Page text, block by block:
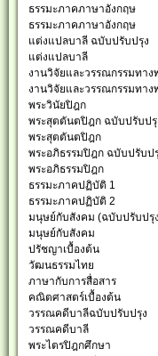
ธรรมะภาคภาษาอังกฤษ
ธรรมะภาคภาษาอังกฤษ
แต่งแปลบาลี ฉบับปรับปรุง
แต่งแปลบาลี
งานวิจัยและวรรณกรรมทา
งานวิจัยและวรรณกรรมทา
พระวินัยปิฎก
พระสุตตันตปิฎก ฉบับปรับปรุ
พระสุตตันตปิฎก
พระอภิธรรมปิฎก ฉบับปรับป
พระอภิธรรมปิฎก
ธรรมะภาคปฏิบัติ 1
ธรรมะภาคปฏิบัติ 2
มนุษย์กับสังคม (ฉบับปรับปรุ
มนุษย์กับสังคม
ปรัชญาเบื้องต้น
วัฒนธรรมไทย
ภาษากับการสื่อสาร
คณิตศาสตร์เบื้องต้น
วรรณคดีบาลีฉบับปรับปรุง
วรรณคดีบาลี
พระไตรปิฎกศึกษา